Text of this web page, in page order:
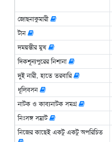
জোছনাকুমারী
টান
দময়ন্তীর মুখ
দিকশূন্যপুরের নিশানা
দুই নারী, হাতে তরবারি
ধূলিবসন
নাটক ও কাব্যনাটক সমগ্র
নিঃসঙ্গ সম্রাট
নিজের কাছেই একটু একটু অপরিচিত